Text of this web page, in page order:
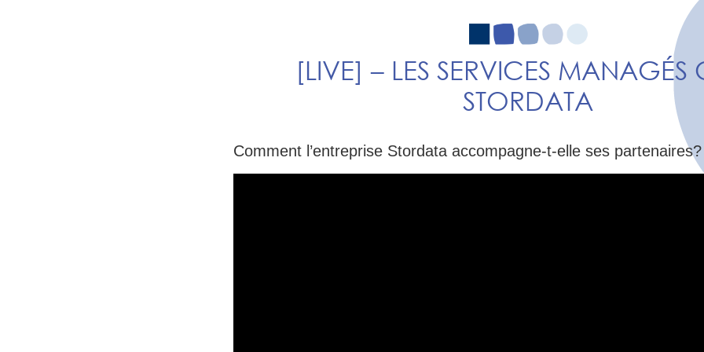
[LIVE] – LES SERVICES MANAGÉS
STORDATA
Comment l’entreprise Stordata accompagne-t-elle ses partenaires?